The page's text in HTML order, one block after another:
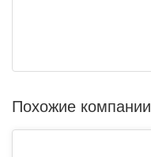
Похожие компании